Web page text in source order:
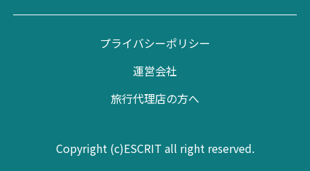
プライバシーポリシー
運営会社
旅行代理店の方へ
Copyright (c)ESCRIT all right reserved.